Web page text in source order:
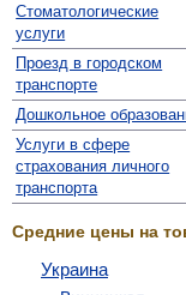
Стомато­логические
услуги
Проезд в городском
транспорте
Дошкольное
Услуги в сфере
страхования личного
транспорта
Средние цены на
Украина